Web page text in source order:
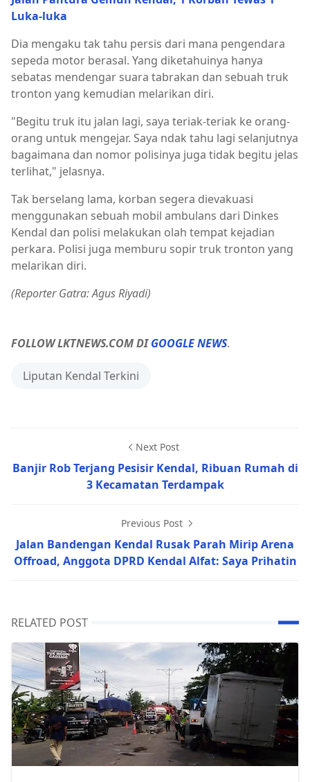
Luka-luka
Dia mengaku tak tahu persis dari mana pengendara
sepeda motor berasal. Yang diketahuinya hanya
sebatas mendengar suara tabrakan dan sebuah truk
tronton yang kemudian melarikan diri.
"Begitu truk itu jalan lagi, saya teriak-teriak ke orang-
orang untuk mengejar. Saya ndak tahu lagi selanjutnya
bagaimana dan nomor polisinya juga tidak begitu jelas
terlihat," jelasnya.
Tak berselang lama, korban segera dievakuasi
menggunakan sebuah mobil ambulans dari Dinkes
Kendal dan polisi melakukan olah tempat kejadian
perkara. Polisi juga memburu sopir truk tronton yang
melarikan diri.
(Reporter Gatra: Agus Riyadi)
FOLLOW LKTNEWS.COM DIGOOGLE NEWS.
Liputan Kendal Terkini
Next Post
Banjir Rob Terjang Pesisir Kendal, Ribuan Rumah di
3 Kecamatan Terdampak
Previous Post
Jalan Bandengan Kendal Rusak Parah Mirip Arena
Offroad, Anggota DPRD Kendal Alfat: Saya Prihatin
RELATED POST